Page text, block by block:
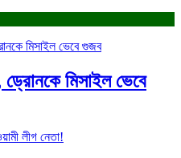
ড্রোনকে মিসাইল ভেবে